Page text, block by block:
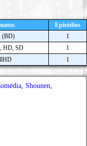
Episódios
(BD)
1
HD, SD
1
1
Shounen